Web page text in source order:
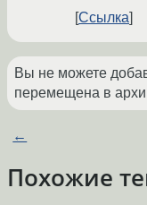
Ссылка
Вы не можете
перемещена в
←
Похожие